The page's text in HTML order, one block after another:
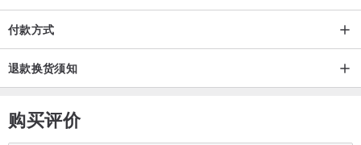
由于每个鞋版不同
尺寸也稍有差异
我们也会针对您的脚型给予尺寸建议
付款方式
退款换货须知
购买评价